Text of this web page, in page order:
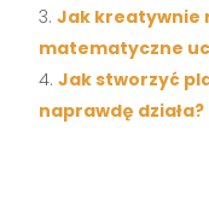
Jak kreatywnie
matematyczne
Jak stworzyć
naprawdę działa?